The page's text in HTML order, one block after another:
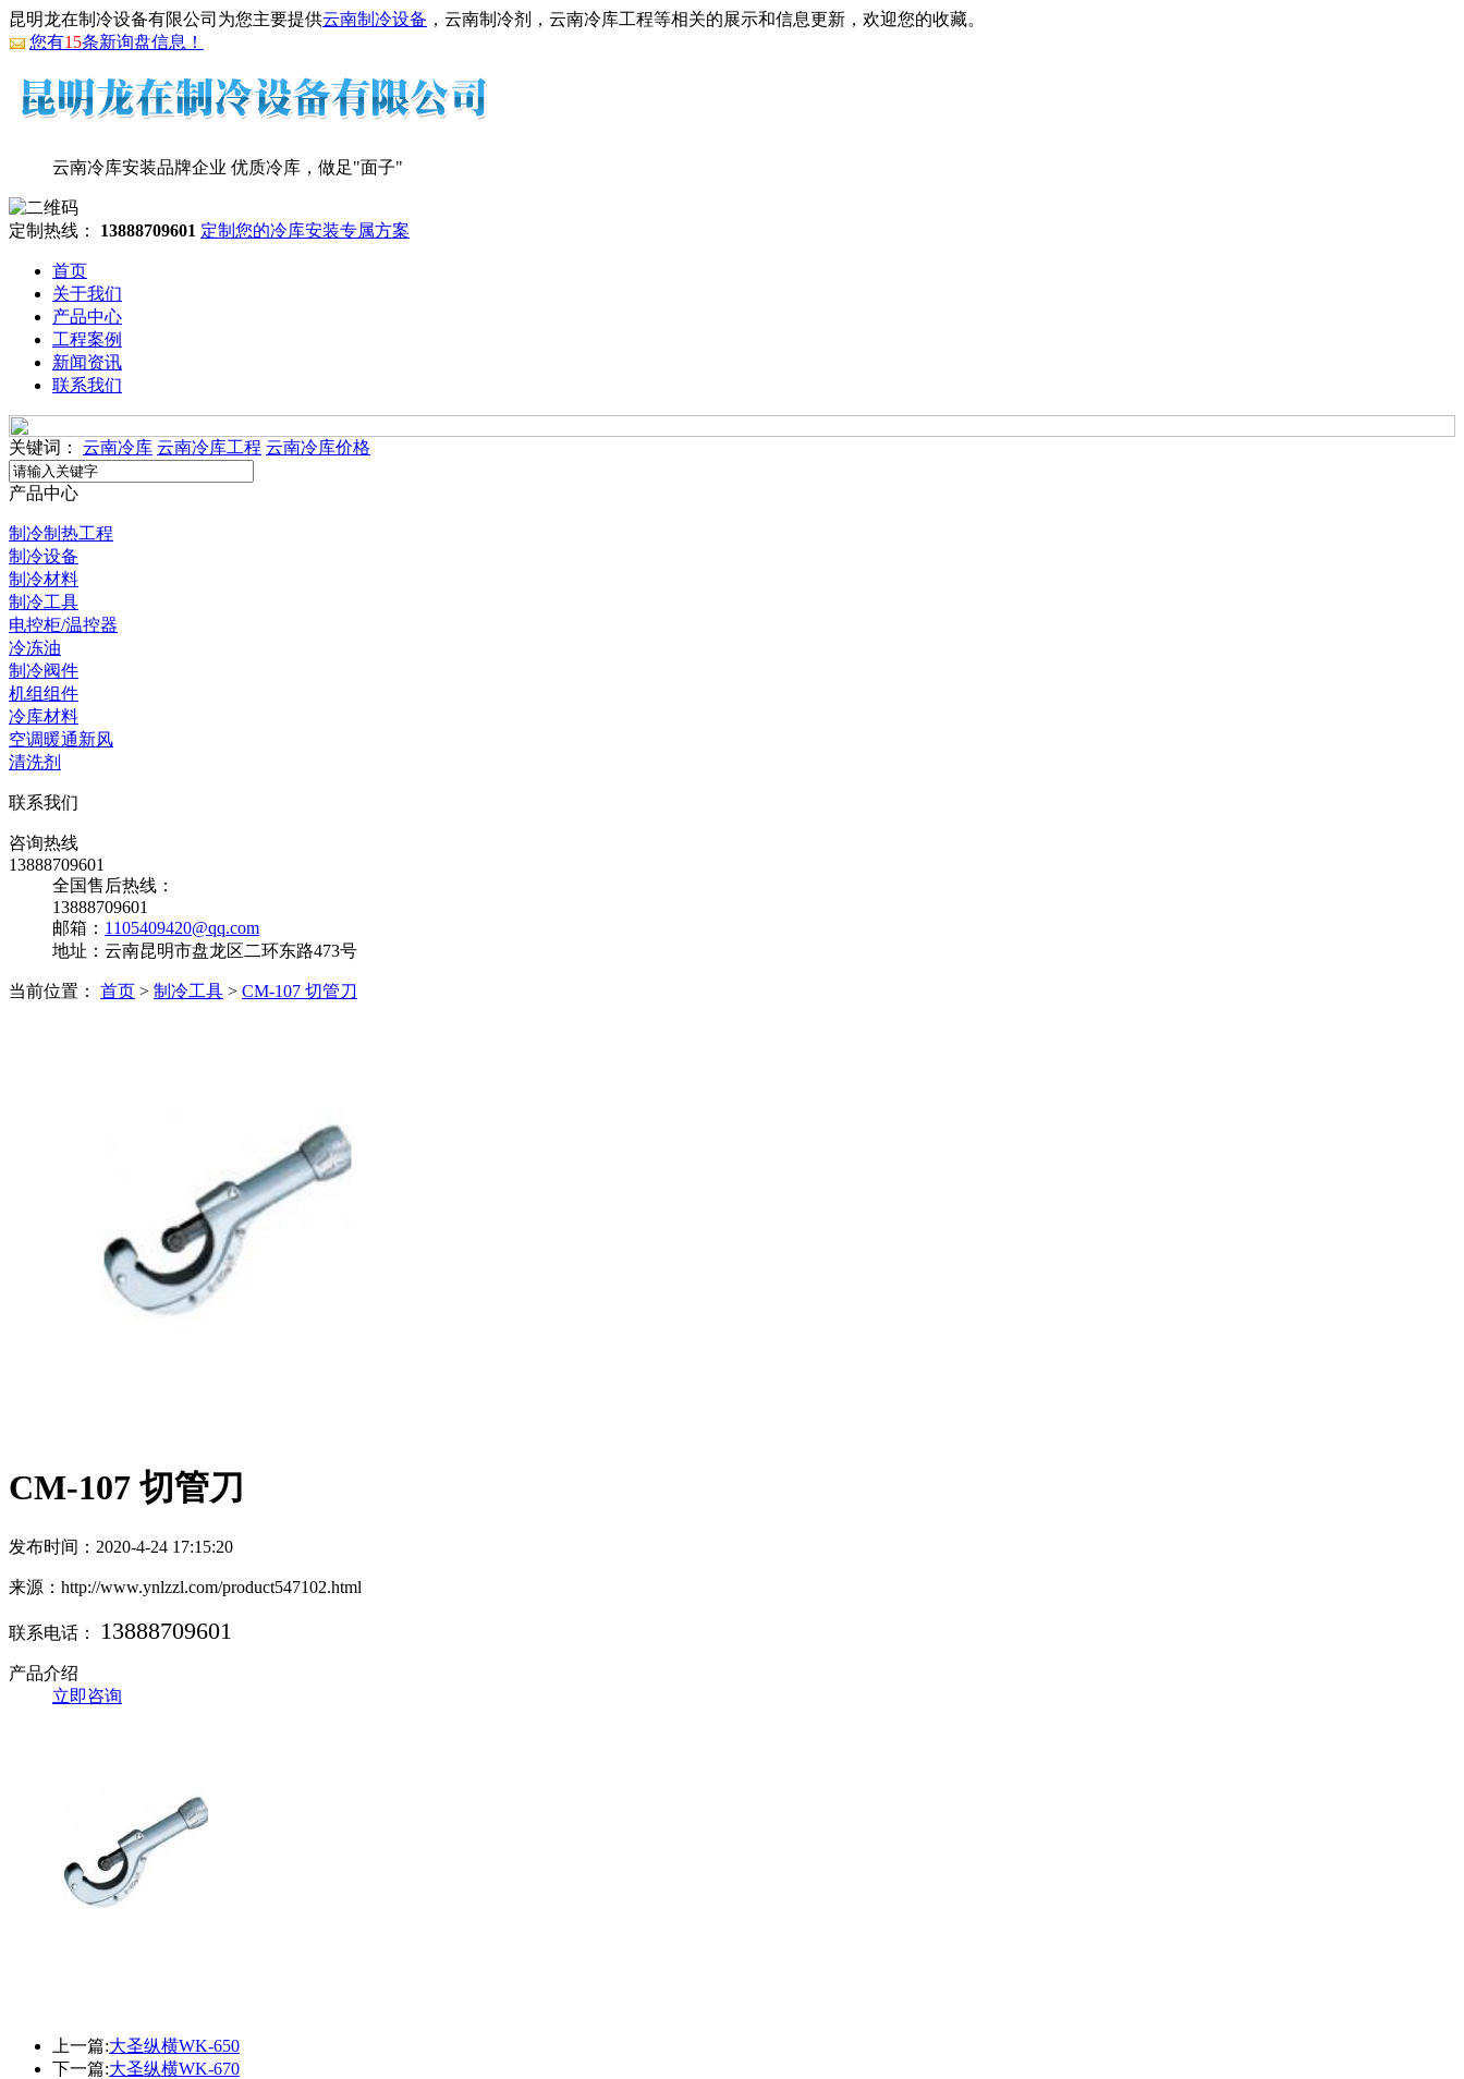
昆明龙在制冷设备有限公司为您主要提供云南制冷设备 ，云南制冷剂，云南冷库工程等相关的展示和信息更新，欢迎您的收藏。
您有15条新询盘信息！
云南冷库安装品牌企业 优质冷库，做足"面子"
定制热线： 13888709601 定制您的冷库安装专属方案
首页
关于我们
产品中心
工程案例
新闻资讯
联系我们
关键词： 云南冷库 云南冷库工程 云南冷库价格
产品中心
制冷制热工程
制冷设备
制冷材料
制冷工具
电控柜/温控器
冷冻油
制冷阀件
机组组件
冷库材料
空调暖通新风
清洗剂
联系我们
咨询热线
13888709601
全国售后热线：
13888709601
邮箱： 1105409420@qq.com
地址：云南昆明市盘龙区二环东路473号
当前位置： 首页 > 制冷工具 > CM-107 切管刀
CM-107 切管刀
发布时间：2020-4-24 17:15:20
来源：http://www.ynlzzl.com/product547102.html
联系电话： 13888709601
产品介绍
立即咨询
上一篇:大圣纵横WK-650
下一篇:大圣纵横WK-670